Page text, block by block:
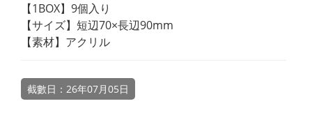
【1BOX】9個入り
【サイズ】短辺70×長辺90mm
【素材】アクリル
截數日：26年07月05日